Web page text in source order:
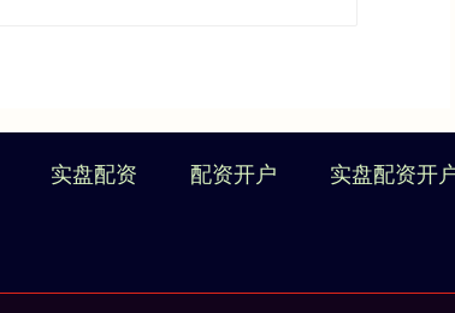
实盘配资 配资开户 实盘配资开